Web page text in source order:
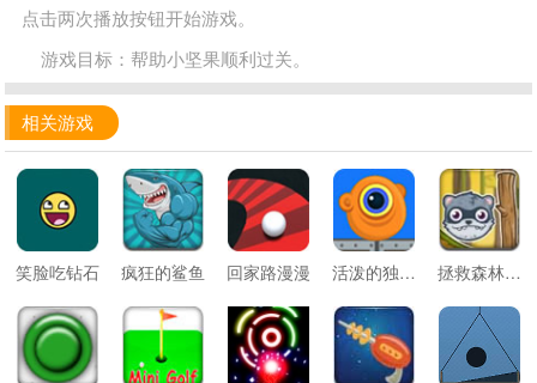
点击两次播放按钮开始游戏。
游戏目标：帮助小坚果顺利过关。
相关游戏
笑脸吃钻石 疯狂的鲨鱼 回家路漫漫 活泼的独眼怪 拯救森林小动物